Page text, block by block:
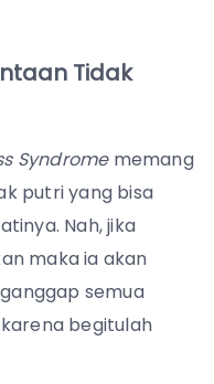
Tidak
Syndrome memang
putri yang bisa
Nah, jika
maka ia akan
semua
begitulah